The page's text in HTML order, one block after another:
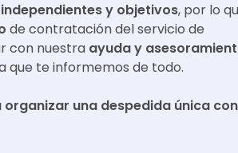
y objetivos, por lo
de contratación del servicio de
con nuestra ayuda y
que te informemos de todo.
una despedida única con